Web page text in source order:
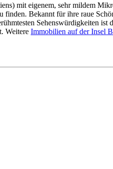
mit eigenem, sehr mildem
Bekannt für ihre raue
Sehenswürdigkeiten ist
Weitere Immobilien auf der Insel